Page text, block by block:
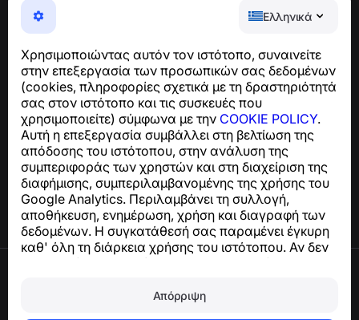
Ελληνικά
Χρησιμοποιώντας αυτόν τον ιστότοπο, συναινείτε
στην επεξεργασία των προσωπικών σας δεδομένων
(cookies, πληροφορίες σχετικά με τη δραστηριότητά
σας στον ιστότοπο και τις συσκευές που
χρησιμοποιείτε) σύμφωνα με την COOKIE POLICY.
Αυτή η επεξεργασία συμβάλλει στη βελτίωση της
απόδοσης του ιστότοπου, στην ανάλυση της
συμπεριφοράς των χρηστών και στη διαχείριση της
διαφήμισης, συμπεριλαμβανομένης της χρήσης του
Google Analytics. Περιλαμβάνει τη συλλογή,
αποθήκευση, ενημέρωση, χρήση και διαγραφή των
δεδομένων. Η συγκατάθεσή σας παραμένει έγκυρη
καθ' όλη τη διάρκεια χρήσης του ιστότοπου. Αν δεν
συμφωνείτε, σταματήστε να χρησιμοποιείτε τον
ρυθμίσεις του προγράμματος περιήγησής σας.
Απόρριψη
NumBuster © 2013—2026 ·
support@numbuster.com
Μια εύχρηστη εφαρμογή που σας προστατεύει από
Για ερωτήσεις σχετικά με τη συμμόρφωση με το GDPR:
support@numbuster.com
Κέντρο βοήθειας
Ειδήσεις και Άρθρα
Σχετικά με το έργο
Επαφές